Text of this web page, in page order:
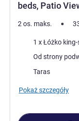
beds, Patio
2 os. maks.
Pościel1 x Łóżko king-
Widoki:
Zalety obiektu:
Taras
Pokaż szczegóły